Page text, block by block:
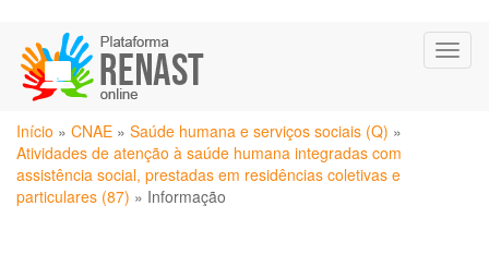
para
conteúdo
principal
Você
está
aqui
Início » CNAE » Saúde humana e serviços sociais (Q) »
Atividades de atenção à saúde humana integradas com
assistência social, prestadas em residências coletivas e
particulares (87) » Informação